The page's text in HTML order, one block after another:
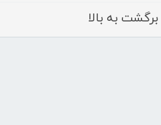
برگشت به بالا